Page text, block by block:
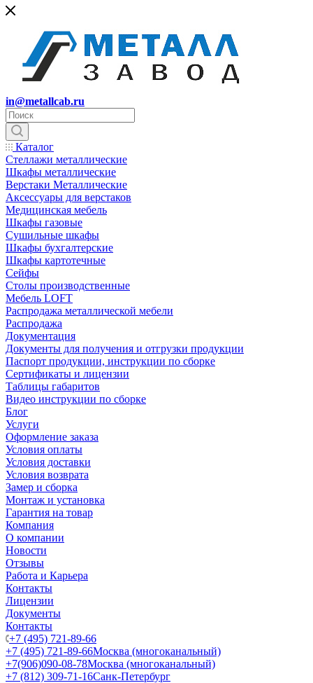
in@metallcab.ru
Каталог
Стеллажи металлические
Шкафы металлические
Верстаки Металлические
Аксессуары для верстаков
Медицинская мебель
Шкафы газовые
Сушильные шкафы
Шкафы бухгалтерские
Шкафы картотечные
Сейфы
Столы производственные
Мебель LOFT
Распродажа металлической мебели
Распродажа
Документация
Документы для получения и отгрузки продукции
Паспорт продукции, инструкции по сборке
Сертификаты и лицензии
Таблицы габаритов
Видео инструкции по сборке
Блог
Услуги
Оформление заказа
Условия оплаты
Условия доставки
Условия возврата
Замер и сборка
Монтаж и установка
Гарантия на товар
Компания
О компании
Новости
Отзывы
Работа и Карьера
Контакты
Лицензии
Документы
Контакты
+7 (495) 721-89-66
+7 (495) 721-89-66Москва (многоканальный)
+7(906)090-08-78Москва (многоканальный)
+7 (812) 309-71-16Санк-Петербург